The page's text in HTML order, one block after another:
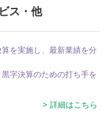
ス・他
を実施し、最新業績を分
字決算のための打ち手を
> 詳細はこちら